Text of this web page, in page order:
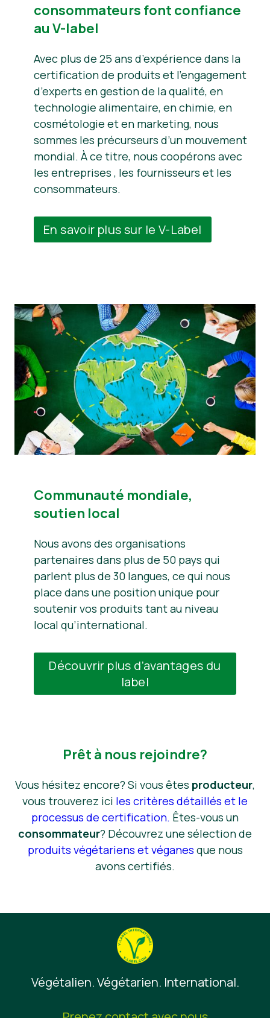
consommateurs font confiance
au V-label
Avec plus de 25 ans d’expérience dans la
certification de produits et l’engagement
d’experts en gestion de la qualité, en
technologie alimentaire, en chimie, en
cosmétologie et en marketing, nous
sommes les précurseurs d’un mouvement
mondial. À ce titre, nous coopérons avec
les entreprises , les fournisseurs et les
consommateurs.
En savoir plus sur le V-Label
Communauté mondiale,
soutien local
Nous avons des organisations
partenaires dans plus de 50 pays qui
parlent plus de 30 langues, ce qui nous
place dans une position unique pour
soutenir vos produits tant au niveau
local qu’international.
Découvrir plus d’avantages du
label
Prêt à nous rejoindre?
Vous hésitez encore? Si vous êtes producteur,
vous trouverez ici les critères détaillés et le
processus de certification. Êtes-vous un
consommateur? Découvrez une sélection de
produits végétariens et véganes que nous
avons certifiés.
Végétalien. Végétarien. International.